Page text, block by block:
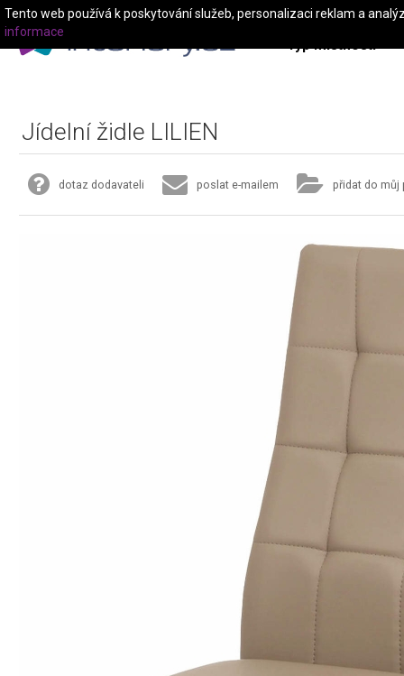
Typ místnosti
Jídelní židle LILIEN
dotaz dodavateli poslat e-mailem přidat do můj
Tento web používá k poskytování služeb, personalizaci reklam a
informace